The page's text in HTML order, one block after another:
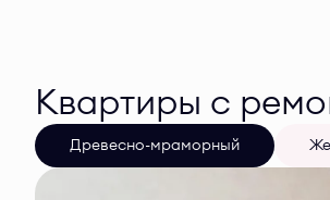
Квартиры с
Древесно-мраморный